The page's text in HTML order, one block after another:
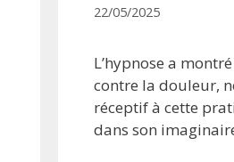
22/05/2025
L’hypnose a
contre la douleur,
réceptif à cette
dans son